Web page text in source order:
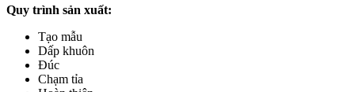
Quy trình sản xuất:
Tạo mẫu
Dấp khuôn
Đúc
Chạm tỉa